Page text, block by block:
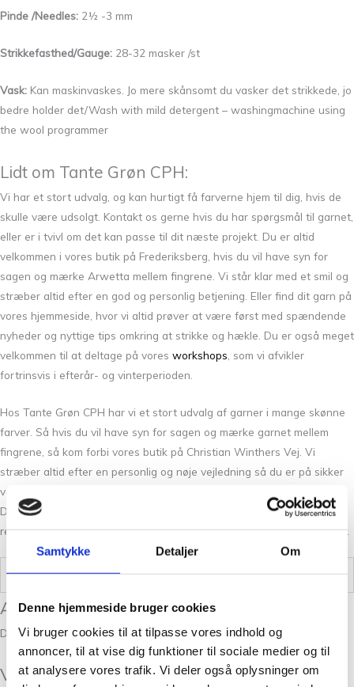
Samtykke Detaljer Om
Denne hjemmeside bruger cookies
Vi bruger cookies til at tilpasse vores indhold og
annoncer, til at vise dig funktioner til sociale medier og til
at analysere vores trafik. Vi deler også oplysninger om
Pinde /Needles: 2½ -3 mm
Strikkefasthed/Gauge: 28-32 masker /st
Vask: Kan maskinvaskes. Jo mere skånsomt du vasker det strikkede, jo
bedre holder det/Wash with mild detergent – washingmachine using
the wool programmer
Lidt om Tante Grøn CPH:
Vi har et stort udvalg, og kan hurtigt få farverne hjem til dig, hvis de
skulle være udsolgt. Kontakt os gerne hvis du har spørgsmål til garnet,
eller er i tvivl om det kan passe til dit næste projekt. Du er altid
velkommen i vores butik på Frederiksberg, hvis du vil have syn for
sagen og mærke Arwetta mellem fingrene. Vi står klar med et smil og
stræber altid efter en god og personlig betjening. Eller find dit garn på
vores hjemmeside, hvor vi altid prøver at være først med spændende
nyheder og nyttige tips omkring at strikke og hækle. Du er også meget
velkommen til at deltage på vores workshops , som vi afvikler
fortrinsvis i efterår- og vinterperioden.
Hos Tante Grøn CPH har vi et stort udvalg af garner i mange skønne
farver. Så hvis du vil have syn for sagen og mærke garnet mellem
fingrene, så kom forbi vores butik på Christian Winthers Vej. Vi
stræber altid efter en personlig og nøje vejledning så du er på sikker
vej med dine fremtidige strikkeeventyr. Hvis ikke lige Arwetta Classic
Deep Mahogany 201 er dette rette for dig, så har vi helt sikkert det
rette garn for dig. Kontakt os her på siden, på telefon eller over email.
Vægt 0,5 kg
Anmeldelser
Der er endnu ikke nogle anmeldelser.
Vær den første til at anmelde “Arwetta